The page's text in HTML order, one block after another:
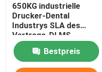
650KG industrielle
Drucker-Dental
Industrys SLA des
Vertrags-DLMS
3D Maschine
Bestpreis